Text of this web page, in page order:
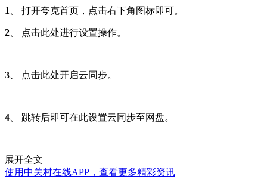
1 、 打开夸克首页，点击右下角图标即可。
2 、 点击此处进行设置操作。
3 、 点击此处开启云同步。
4 、 跳转后即可在此设置云同步至网盘。
展开全文
使用中关村在线APP，查看更多精彩资讯